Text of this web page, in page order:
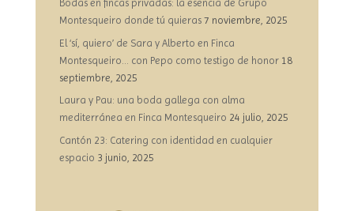
Bodas en fincas privadas: la esencia de Grupo
Montesqueiro donde tú quieras 7 noviembre, 2025
El ‘sí, quiero’ de Sara y Alberto en Finca
Montesqueiro… con Pepo como testigo de honor 18
septiembre, 2025
Laura y Pau: una boda gallega con alma
mediterránea en Finca Montesqueiro 24 julio, 2025
Cantón 23: Catering con identidad en cualquier
espacio 3 junio, 2025